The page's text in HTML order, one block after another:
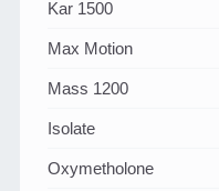
Kar 1500
Max Motion
Mass 1200
Isolate
Oxymetholone